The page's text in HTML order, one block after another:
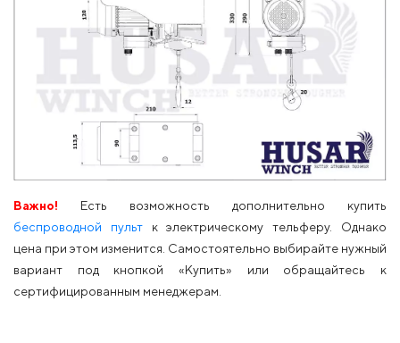
Важно! Есть возможность дополнительно купить
беспроводной пультк электрическому тельферу. Однако
цена при этом изменится. Самостоятельно выбирайте нужный
вариант под кнопкой «Купить» или обращайтесь к
сертифицированным менеджерам.